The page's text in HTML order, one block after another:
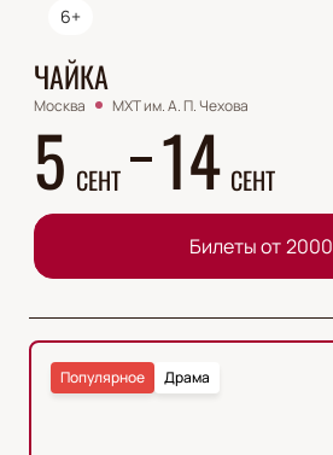
6+
ЧАЙКА
Москва МХТ им. А. П. Чехова
5 СЕНТ 14 СЕНТ
Билеты от 2000
Драма
Популярное